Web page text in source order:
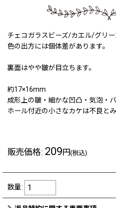
チェコガラスビーズ/カエル/グリー
色の出方には個体差があります。
裏面はやや皺が目立ちます。
約17×16mm
成形上の皺・細かな凹凸・気泡・
ホール付近の小さなカケは不良と
販売価格: 209円(税込)
数量: